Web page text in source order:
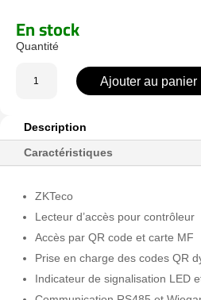
En stock
QR600-
V-
Ajouter au panier
Description
Caractéristiques
ZKTeco
Lecteur d’accès pour contrôleur
Accès par QR code et carte MF
Prise en charge des codes QR
Indicateur de signalisation LED